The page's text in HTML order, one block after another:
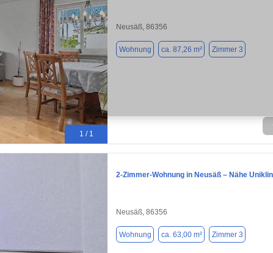
1 / 1
Neusäß, 86356
Wohnung ca. 87,26 m² Zimmer 3
2‑Zimmer‑Wohnung in Neusäß – Nähe
Neusäß, 86356
Wohnung ca. 63,00 m² Zimmer 3